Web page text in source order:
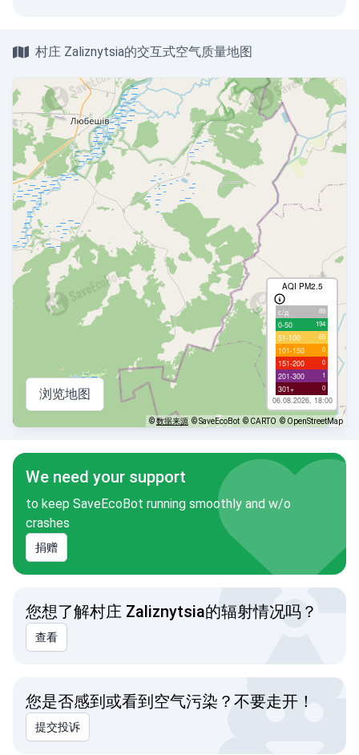
村庄 Zaliznytsia的交互式空气质量地图
AQI PM2.5
с/д 89
0-50 194
51-100 65
101-150 0
151-200 0
201-300 1
301+ 0
06.08.2026, 18:00
浏览地图
©数据来源 © SaveEcoBot © CARTO © OpenStreetMap
We need your support
to keep SaveEcoBot running smoothly and w/o
crashes
捐赠
您想了解村庄 Zaliznytsia的辐射情况吗？
查看
您是否感到或看到空气污染？不要走开！
提交投诉